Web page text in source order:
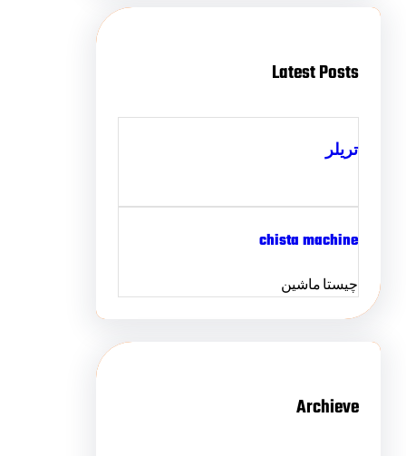
Latest Posts
تریلر
chista machine
چیستا ماشین
Archieve